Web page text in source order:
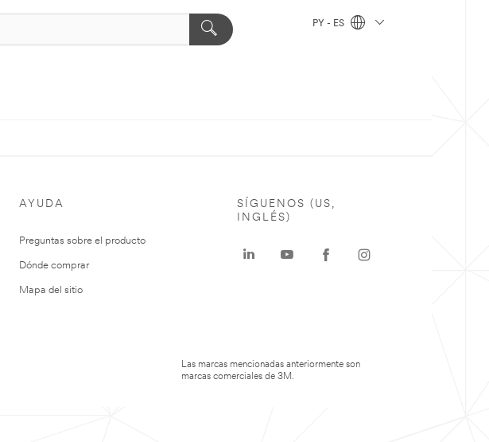
PY - ES
AYUDA
Preguntas sobre el producto
Dónde comprar
Mapa del sitio
SÍGUENOS (US,
INGLÉS)
Las marcas mencionadas anteriormente son
marcas comerciales de 3M.